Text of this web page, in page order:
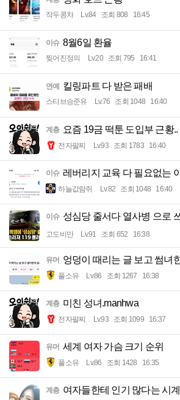
작두콩차 Lv.84 조회 808 16:45
이슈 8월6일 환율
찢어진정의 Lv.20 조회 795 16:41
연예 킬링파트 다 받은 패배
스티브승준유 Lv.76 조회 1048 16:40
계층 요즘 19금 떡툰 도입부 근황..
전자팔찌 Lv.93 조회 1783 16:40
이슈 레버리지 교육 다 필요없는
하늘값람쥐 Lv.82 조회 1048 16:40
이슈 성심당 줄서다 열사병 으로
고도비만 Lv.91 조회 652 16:38
유머 엉덩이 때리는 글 보고 썸녀
풀소유 Lv.86 조회 1267 16:38
계층 미친 성녀.manhwa
전자팔찌 Lv.93 조회 1099 16:37
유머 세계 여자 가슴 크기 순위
풀소유 Lv.86 조회 1428 16:35
계층 여자들한테 인기 많다는 시계